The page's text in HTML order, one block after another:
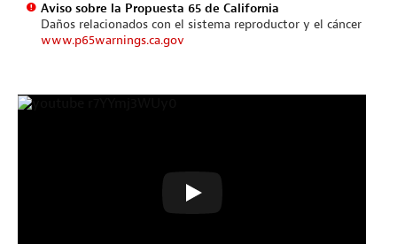
Aviso sobre la Propuesta 65 de California
Daños relacionados con el sistema reproductor y el cáncer
www.p65warnings.ca.gov